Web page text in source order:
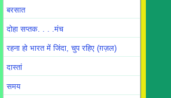
बरसात
दोहा सप्तक. . . .मंच
रहना हो भारत में जिंदा, चुप रहिए (ग़ज़ल)
दास्तां
समय